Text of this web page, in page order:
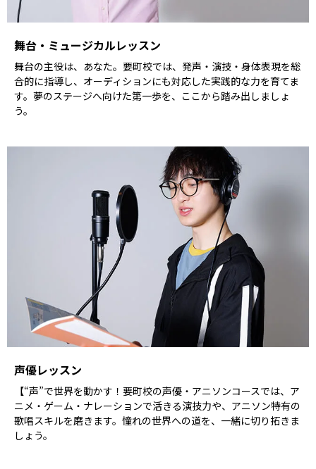
舞台・ミュージカルレッスン
舞台の主役は、あなた。要町校では、発声・演技・身体表現を総
合的に指導し、オーディションにも対応した実践的な力を育てま
す。夢のステージへ向けた第一歩を、ここから踏み出しましょ
う。
声優レッスン
【“声”で世界を動かす！要町校の声優・アニソンコースでは、ア
ニメ・ゲーム・ナレーションで活きる演技力や、アニソン特有の
歌唱スキルを磨きます。憧れの世界への道を、一緒に切り拓きま
しょう。